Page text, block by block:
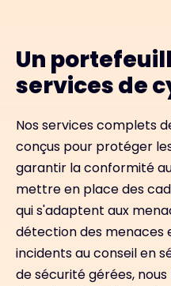
Un
services de
Nos services complets
conçus pour protéger
garantir la conformité
mettre en place des
qui s'adaptent aux
détection des menaces
incidents au conseil en
de sécurité gérées,